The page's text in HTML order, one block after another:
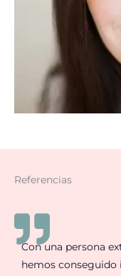
Referencias
Con una persona
hemos conseguido